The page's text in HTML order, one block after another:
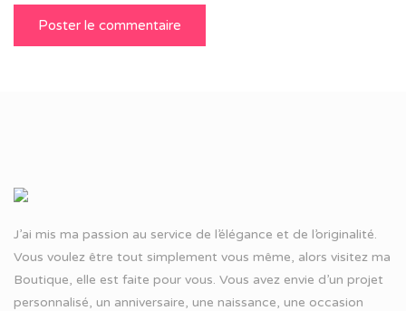
J’ai mis ma passion au service de l’élégance et de l’originalité.
Vous voulez être tout simplement vous même, alors visitez ma
Boutique, elle est faite pour vous. Vous avez envie d’un projet
personnalisé, un anniversaire, une naissance, une occasion